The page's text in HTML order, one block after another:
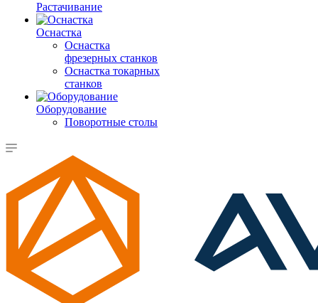
Растачивание
Оснастка
Оснастка
фрезерных станков
Оснастка токарных
станков
Оборудование
Поворотные столы